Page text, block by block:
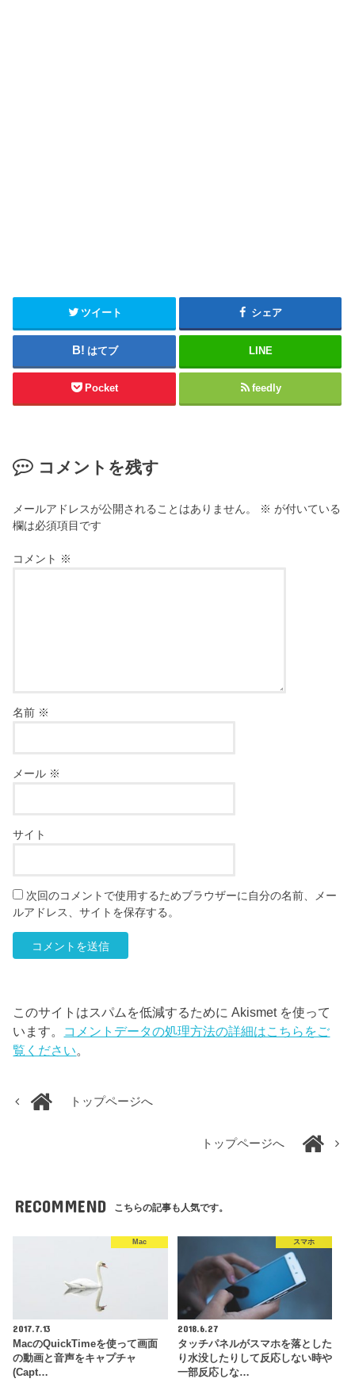
ツイート シェア
はてブ LINE
Pocket feedly
コメントを残す
メールアドレスが公開されることはありません。 ※ が付いている
欄は必須項目です
コメント ※
名前 ※
メール ※
サイト
次回のコメントで使用するためブラウザーに自分の名前、メー
ルアドレス、サイトを保存する。
このサイトはスパムを低減するために Akismet を使って
います。 コメントデータの処理方法の詳細はこちらをご
覧ください。
トップページへ
トップページへ
RECOMMEND こちらの記事も人気です。
Mac
2017.7.13
MacのQuickTimeを使って画面
の動画と音声をキャプチャ
(Capt…
スマホ
2018.6.27
タッチパネルがスマホを落とした
り水没したりして反応しない時や
一部反応しな…